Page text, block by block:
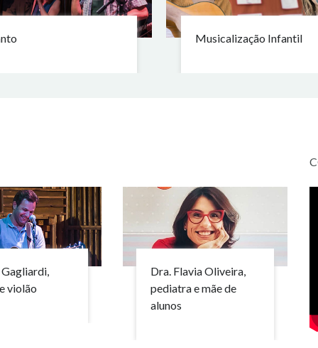
Musicalização Infantil
violão
Dra. Flavia Oliveira,
pediatra e mãe de
alunos